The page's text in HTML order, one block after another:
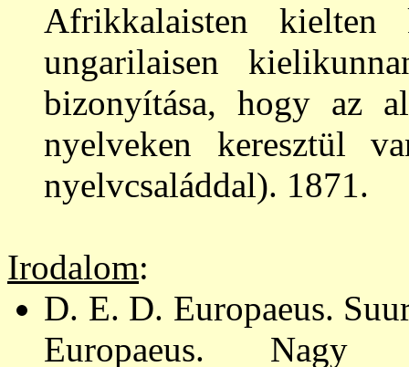
Afrikkalaisten kielten
ungarilaisen
bizonyítása, hogy az
nyelveken keresz­tül
nyelvcsaláddal). 1871.
Irodalom:
D. E. D. Europaeus.
Europaeus. Nagy